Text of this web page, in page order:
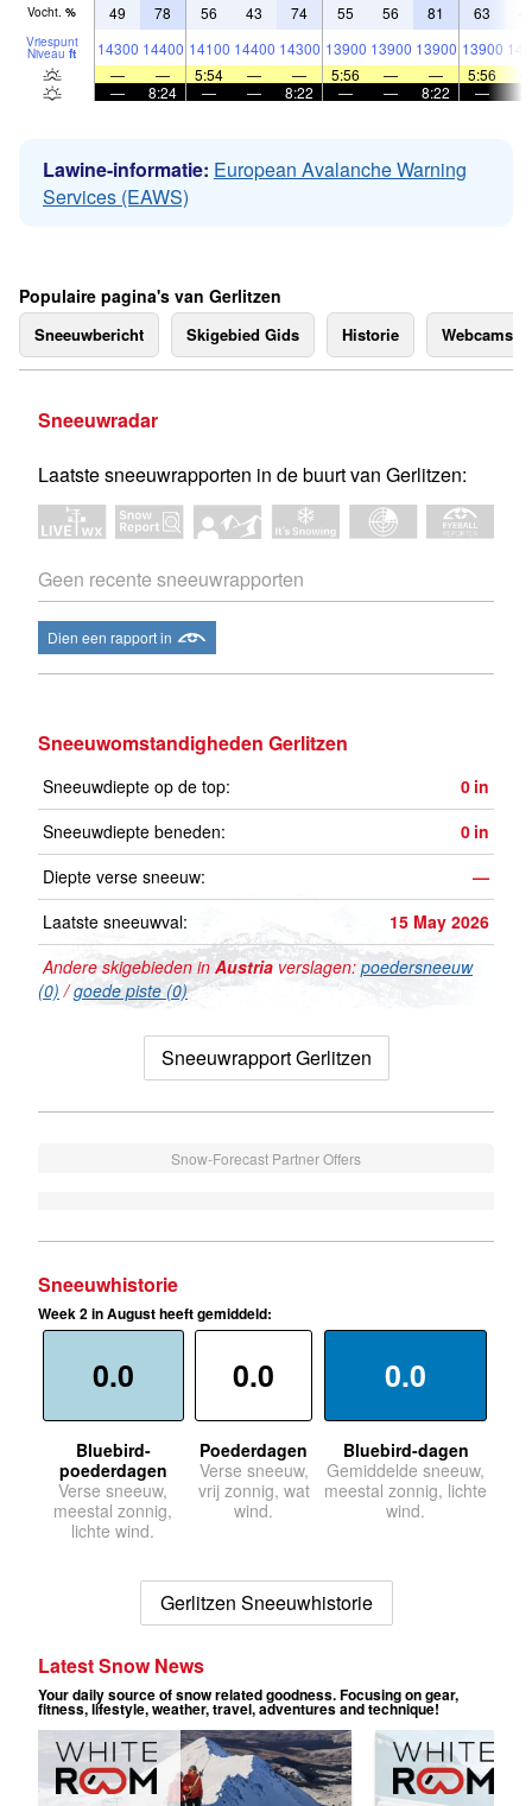
Vocht. % 49 78 56 43 74 55 56 81 63
Vriespunt
Niveau ft 14300 14400 14100 14400 14300 13900 13900 13900 13900
—
— 5:54 — — 5:56 — — 5:56
—
8:24 — — 8:22 — — 8:22 —
Lawine-informatie: European Avalanche Warning
Services (EAWS)
Populaire pagina's van Gerlitzen
Sneeuwbericht Skigebied Gids Historie Webcams
Sneeuwradar
Laatste sneeuwrapporten in de buurt van Gerlitzen:
Geen recente sneeuwrapporten
Dien een rapport in
Sneeuwomstandigheden Gerlitzen
Sneeuwdiepte op de top: 0 in
Sneeuwdiepte beneden:
0 in
Diepte verse sneeuw:
—
Laatste sneeuwval:
15 May 2026
Andere skigebieden inAustria verslagen: poedersneeuw
(0) /goede piste (0)
Sneeuwrapport Gerlitzen
Snow-Forecast Partner Offers
Sneeuwhistorie
Week 2 in August heeft gemiddeld:
0.0
Bluebird-
poederdagen
Verse sneeuw,
meestal zonnig,
lichte wind.
0.0
Poederdagen
Verse sneeuw,
vrij zonnig, wat
wind.
0.0
Bluebird-dagen
Gemiddelde sneeuw,
meestal zonnig, lichte
wind.
Gerlitzen Sneeuwhistorie